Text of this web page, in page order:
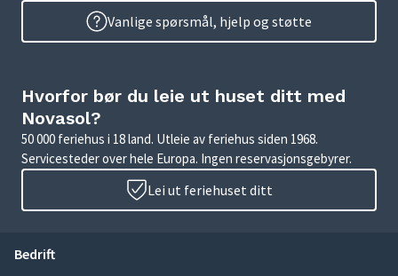
Vanlige spørsmål, hjelp og støtte
Hvorfor bør du leie ut huset ditt med
Novasol?
50 000 feriehus i 18 land. Utleie av feriehus siden 1968.
Servicesteder over hele Europa. Ingen reservasjonsgebyrer.
Lei ut feriehuset ditt
Bedrift